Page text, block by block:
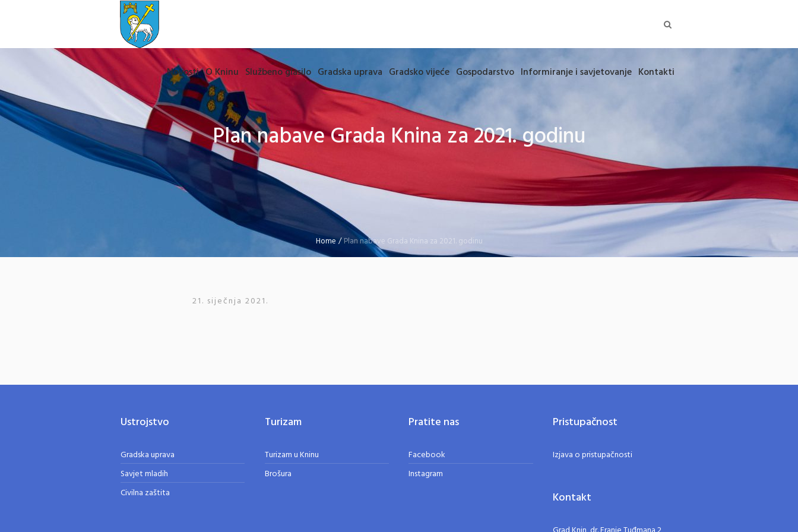
Novosti O Kninu Službeno glasilo Gradska uprava Gradsko vijeće Gospodarstvo Informiranje i savjetovanje Kontakti
Plan nabave Grada Knina za 2021. godinu
Home /Plan nabave Grada Knina za 2021. godinu
21. siječnja 2021.
Ustrojstvo
Gradska uprava
Savjet mladih
Civilna zaštita
Turizam
Turizam u Kninu
Brošura
Pratite nas
Facebook
Instagram
Pristupačnost
Izjava o pristupačnosti
Kontakt